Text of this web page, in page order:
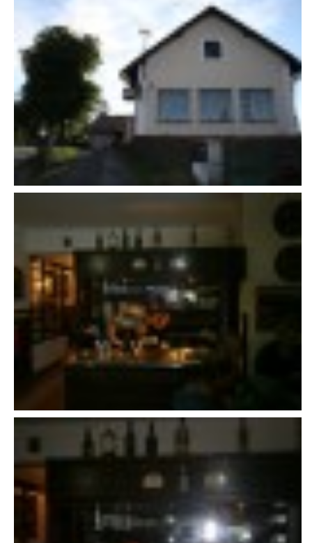
ODKAZY NA WWW.STRÁNKY
Kontakt
SDH Licomělice
224985128/0600
IČO: 64782832
Gmail: sdhlicomelice@gmail.com
© 2026 eStránky.cz